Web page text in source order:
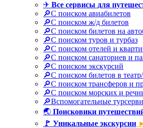
✈ Все сервисы для
🔎С поиском авиабилетов
🔎С поиском ж/д билетов
🔎С поиском билетов на
🔎С поиском туров и турбаз
🔎С поиском отелей и
🔎С поиском санаториев и
🔎С поиском экскурсий
🔎С поиском билетов в
🔎С поиском трансферов и
🔎С поиском морских и
🔎Вспомогательные
🌏 Поисковики
🚩 Уникальные экскурсии